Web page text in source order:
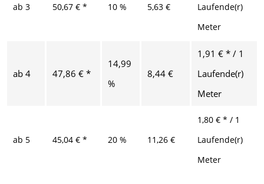
ab 3 50,67 € * 10 % 5,63 €
Laufende(r)
Meter
ab 4 47,86 € *
14,99
%
8,44 €
1,91 € * / 1
Laufende(r)
Meter
ab 5 45,04 € * 20 % 11,26 €
1,80 € * / 1
Laufende(r)
Meter